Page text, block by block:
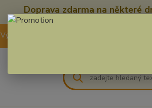
Doprava zdarma na některé
Výdejní pravidla